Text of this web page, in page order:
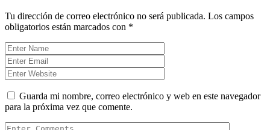
Tu dirección de correo electrónico no será publicada. Los campos
obligatorios están marcados con *
Guarda mi nombre, correo electrónico y web en este navegador
para la próxima vez que comente.